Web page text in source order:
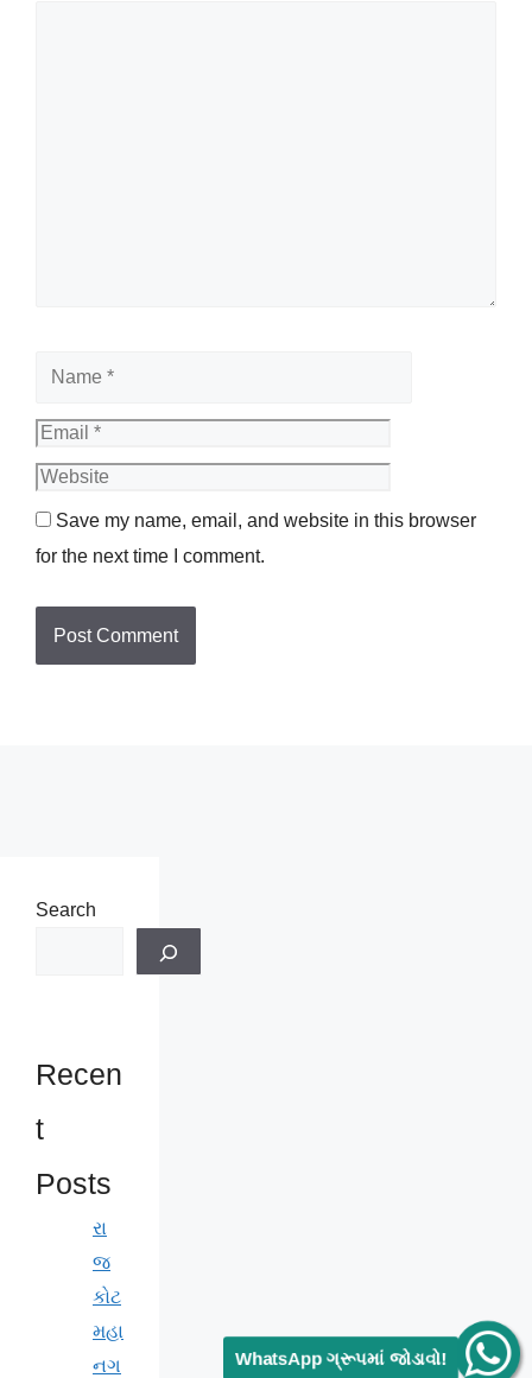
Name
Save my name, email, and website in this browser
for the next time I comment.
Search
Recen
t
Posts
રા
જ
કોટ
મહા
નગ
WhatsApp ગ્રૂપમાં જોડાવો!